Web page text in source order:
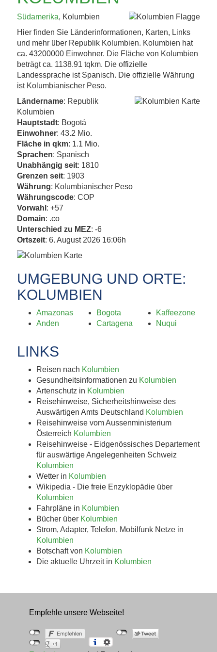
KAFFEEHAUSKULTUR,
K.U.K.-ERBE UND
TRÜFFEL 4. BIS 8....
Jetzt entdecken!
Südamerika, Kolumbien
Hier finden Sie Länderinformationen, Karten, Links
und mehr über Republik Kolumbien. Kolumbien hat
ca. 43200000 Einwohner. Die Fläche von Kolumbien
beträgt ca. 1138.91 tqkm. Die offizielle
Landessprache ist Spanisch. Die offizielle Währung
ist Kolumbianischer Peso.
Ländername: Republik
Kolumbien
Hauptstadt: Bogotá
Einwohner: 43.2 Mio.
Fläche in qkm: 1.1 Mio.
Sprachen: Spanisch
Unabhängig seit: 1810
Grenzen seit: 1903
Währung: Kolumbianischer Peso
Währungscode: COP
Vorwahl : +57
Domain: .co
Unterschied zu MEZ: -6
Ortszeit: 6. August 2026 16:06h
UMGEBUNG UND ORTE:
KOLUMBIEN
Amazonas
Anden
Bogota
Cartagena
Kaffeezone
Nuqui
LINKS
Reisen nach Kolumbien
Gesundheitsinformationen zu Kolumbien
Artenschutz in Kolumbien
Reisehinweise, Sicherheitshinweise des
Auswärtigen Amts Deutschland Kolumbien
Reisehinweise vom Aussenministerium
Österreich Kolumbien
Reisehinweise - Eidgenössisches Departement
für auswärtige Angelegenheiten Schweiz
Kolumbien
Wetter in Kolumbien
Wikipedia - Die freie Enzyklopädie über
Kolumbien
Fahrpläne in Kolumbien
Bücher über Kolumbien
Strom, Adapter, Telefon, Mobilfunk Netze in
Kolumbien
Botschaft von Kolumbien
Die aktuelle Uhrzeit in Kolumbien
Empfehle unsere Webseite!